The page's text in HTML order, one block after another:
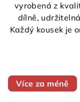
vyrobená z
dílně,
Každý kousek je
Více za méně